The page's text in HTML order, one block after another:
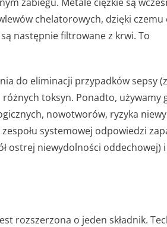
chelatorowych, dzięki czemu
następnie filtrowane z krwi. To
do eliminacji przypadków sepsy
toksyn. Ponadto, używamy
nowotworów, ryzyka
systemowej odpowiedzi
ostrej niewydolności oddechowej)
rozszerzona o jeden składnik.